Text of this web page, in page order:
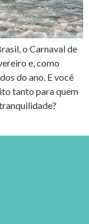
o Carnaval de
e, como
do ano. E você
tanto para quem